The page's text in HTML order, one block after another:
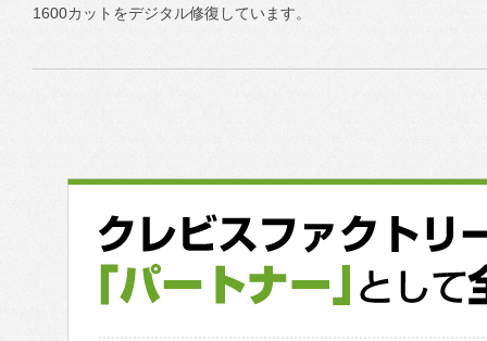
1600カットをデジタル修復しています。